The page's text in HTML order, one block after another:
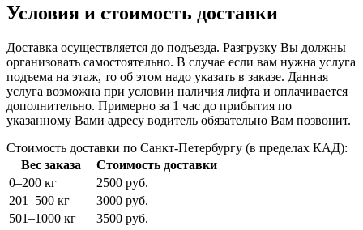
Условия и стоимость доставки
Доставка осуществляется до подъезда. Разгрузку Вы должны
организовать самостоятельно. В случае если вам нужна услуга
подъема на этаж, то об этом надо указать в заказе. Данная
услуга возможна при условии наличия лифта и оплачивается
дополнительно. Примерно за 1 час до прибытия по
указанному Вами адресу водитель обязательно Вам позвонит.
Стоимость доставки по Санкт-Петербургу (в пределах КАД):
Вес заказа
Стоимость доставки
0–200 кг
2500 руб.
201–500 кг
3000 руб.
501–1000 кг
3500 руб.